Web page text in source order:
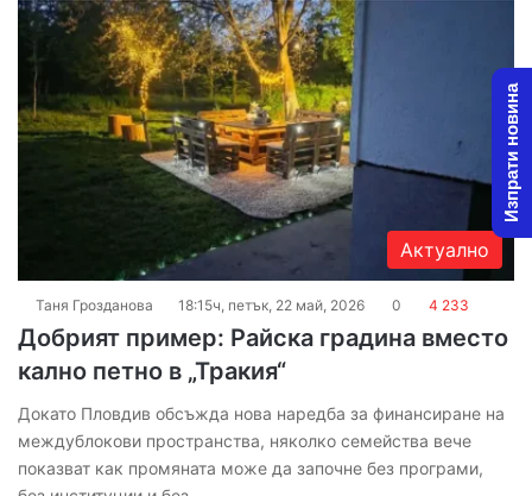
Актуално
Таня Грозданова 18:15ч, петък, 22 май, 2026 0 4 233
Добрият пример: Райска градина вместо
кално петно в „Тракия“
Докато Пловдив обсъжда нова наредба за финансиране на
междублокови пространства, няколко семейства вече
показват как промяната може да започне без програми,
Изпрати новина